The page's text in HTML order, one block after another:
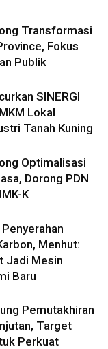
Transformasi
Fokus
Publik
SINERGI
Lokal
Tanah Kuning
Optimalisasi
Dorong PDN
K
Menhut:
Jadi Mesin
Baru
Pemutakhiran
Target
Perkuat